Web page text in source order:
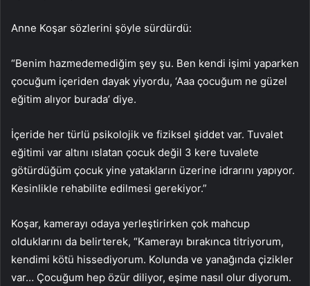
Anne Koşar sözlerini şöyle sürdürdü:
“Benim hazmedemediğim şey şu. Ben kendi işimi yaparken
çocuğum içeriden dayak yiyordu, ‘Aaa çocuğum ne güzel
eğitim alıyor burada’ diye.
İçeride her türlü psikolojik ve fiziksel şiddet var. Tuvalet
eğitimi var altını ıslatan çocuk değil 3 kere tuvalete
götürdüğüm çocuk yine yatakların üzerine idrarını yapıyor.
Kesinlikle rehabilite edilmesi gerekiyor.”
Koşar, kamerayı odaya yerleştirirken çok mahcup
olduklarını da belirterek, “Kamerayı bırakınca titriyorum,
kendimi kötü hissediyorum. Kolunda ve yanağında çizikler
var… Çocuğum hep özür diliyor, eşime nasıl olur diyorum.